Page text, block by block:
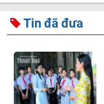
Tin đã đưa